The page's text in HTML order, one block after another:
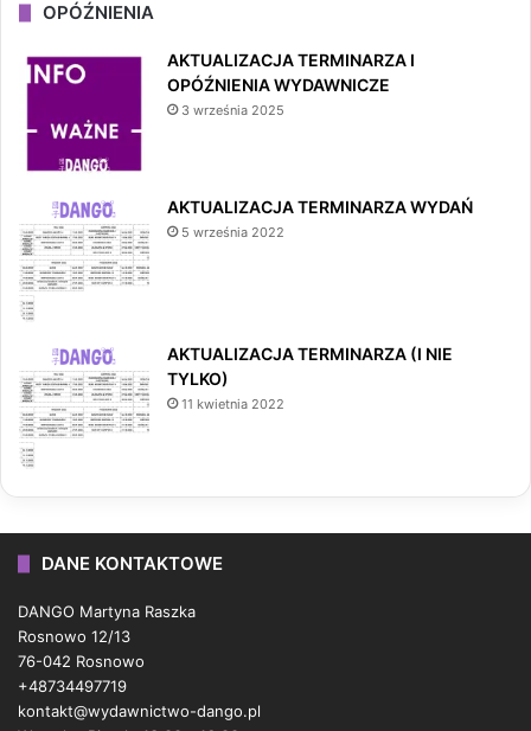
OPÓŹNIENIA
AKTUALIZACJA TERMINARZA I
OPÓŹNIENIA WYDAWNICZE
3 września 2025
AKTUALIZACJA TERMINARZA WYDAŃ
5 września 2022
AKTUALIZACJA TERMINARZA (I NIE
TYLKO)
11 kwietnia 2022
DANE KONTAKTOWE
DANGO Martyna Raszka
Rosnowo 12/13
76-042 Rosnowo
+48734497719
kontakt@wydawnictwo-dango.pl